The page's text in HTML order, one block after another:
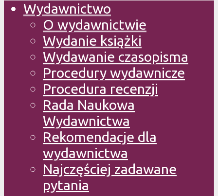
Wydawnictwo
O wydawnictwie
Wydanie książki
Wydawanie czasopisma
Procedury wydawnicze
Procedura recenzji
Rada Naukowa
Wydawnictwa
Rekomendacje dla
wydawnictwa
Najczęściej zadawane
pytania